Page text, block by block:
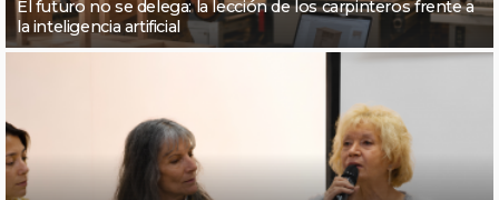
El futuro no se delega: la lección de los carpinteros frente a
la inteligencia artificial